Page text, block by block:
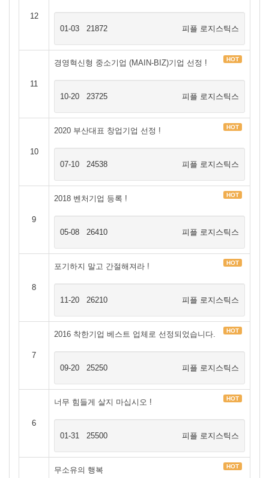
12
01-03 21872 피플 로지스틱스
11
경영혁신형 중소기업 (MAIN-BIZ)기업 선정 ! HOT
10-20 23725 피플 로지스틱스
10
2020 부산대표 창업기업 선정 ! HOT
07-10 24538 피플 로지스틱스
9
2018 벤처기업 등록 ! HOT
05-08 26410 피플 로지스틱스
8
포기하지 말고 간절해져라 ! HOT
11-20 26210 피플 로지스틱스
7
2016 착한기업 베스트 업체로 선정되었습니다. HOT
09-20 25250 피플 로지스틱스
6
너무 힘들게 살지 마십시오 ! HOT
01-31 25500 피플 로지스틱스
무소유의 행복 HOT